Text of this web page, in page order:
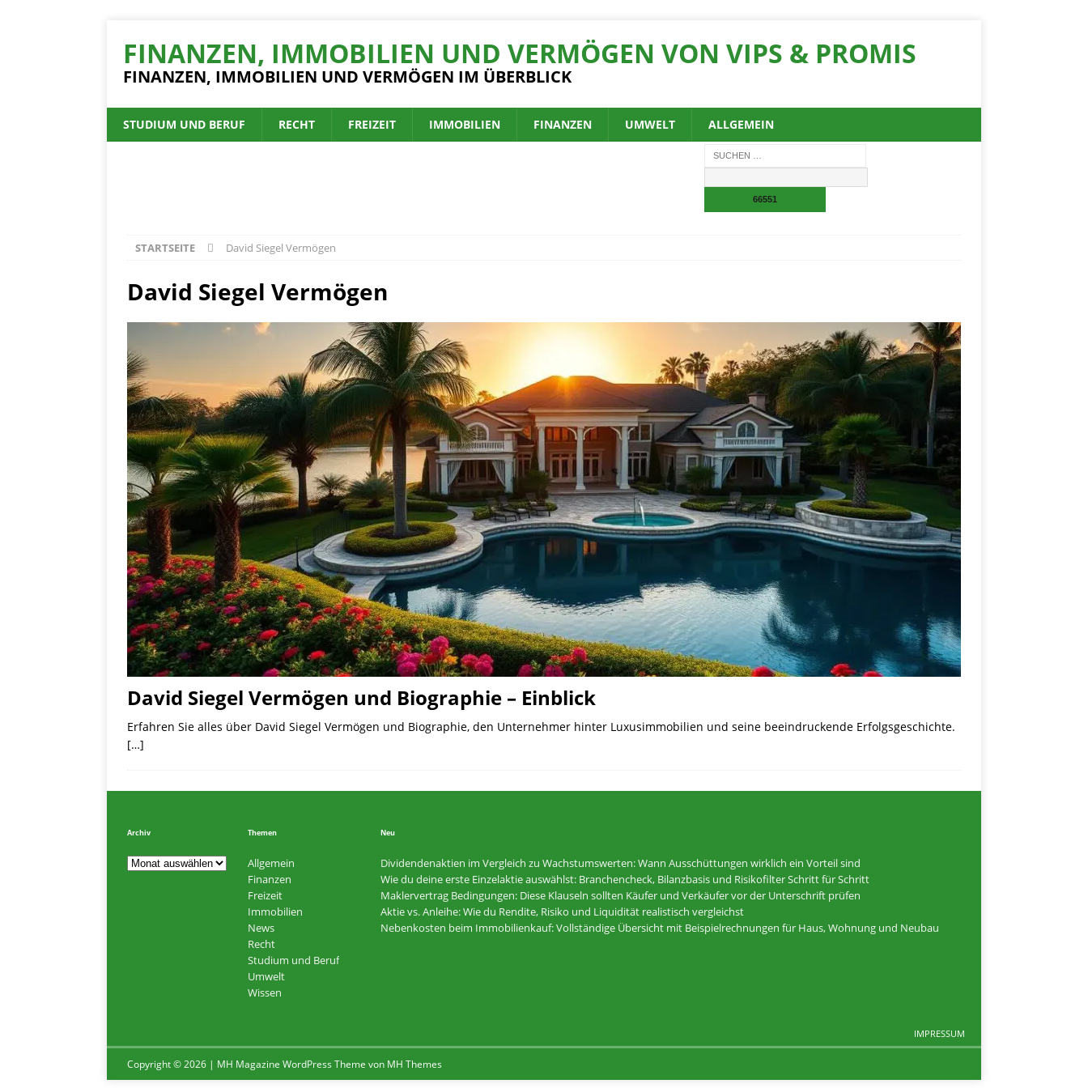
FINANZEN, IMMOBILIEN UND VERMÖGEN VON VIPS & PROMIS
FINANZEN, IMMOBILIEN UND VERMÖGEN IM ÜBERBLICK
STUDIUM UND BERUF RECHT FREIZEIT IMMOBILIEN FINANZEN UMWELT ALLGEMEIN
STARTSEITE David Siegel Vermögen
David Siegel Vermögen
David Siegel Vermögen und Biographie – Einblick
Erfahren Sie alles über David Siegel Vermögen und Biographie, den Unternehmer hinter Luxusimmobilien und seine beeindruckende Erfolgsgeschichte.
[…]
Archiv Themen
Allgemein
Finanzen
Freizeit
Immobilien
News
Recht
Studium und Beruf
Umwelt
Wissen
Neu
Dividendenaktien im Vergleich zu Wachstumswerten: Wann Ausschüttungen wirklich ein Vorteil sind
Wie du deine erste Einzelaktie auswählst: Branchencheck, Bilanzbasis und Risikofilter Schritt für Schritt
Maklervertrag Bedingungen: Diese Klauseln sollten Käufer und Verkäufer vor der Unterschrift prüfen
Aktie vs. Anleihe: Wie du Rendite, Risiko und Liquidität realistisch vergleichst
Nebenkosten beim Immobilienkauf: Vollständige Übersicht mit Beispielrechnungen für Haus, Wohnung und Neubau
IMPRESSUM
Copyright © 2026 | MH Magazine WordPress Theme von MH Themes